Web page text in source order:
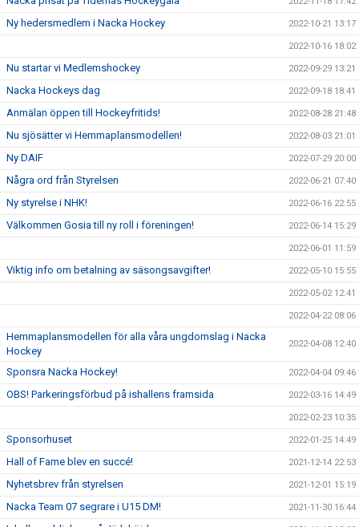
Ny hedersmedlem i Nacka Hockey 2022-10-21 13:17
2022-10-16 18:02
Nu startar vi Medlemshockey 2022-09-29 13:21
Nacka Hockeys dag 2022-09-18 18:41
Anmälan öppen till Hockeyfritids! 2022-08-28 21:48
Nu sjösätter vi Hemmaplansmodellen! 2022-08-03 21:01
Ny DAIF 2022-07-29 20:00
Några ord från Styrelsen 2022-06-21 07:40
Ny styrelse i NHK! 2022-06-16 22:55
Välkommen Gosia till ny roll i föreningen! 2022-06-14 15:29
2022-06-01 11:59
Viktig info om betalning av säsongsavgifter! 2022-05-10 15:55
2022-05-02 12:41
2022-04-22 08:06
Hemmaplansmodellen för alla våra ungdomslag i Nacka
Hockey
2022-04-08 12:40
Sponsra Nacka Hockey! 2022-04-04 09:46
OBS! Parkeringsförbud på ishallens framsida 2022-03-16 14:49
2022-02-23 10:35
Sponsorhuset 2022-01-25 14:49
Hall of Fame blev en succé! 2021-12-14 22:53
Nyhetsbrev från styrelsen 2021-12-01 15:19
Nacka Team 07 segrare i U15 DM! 2021-11-30 16:44